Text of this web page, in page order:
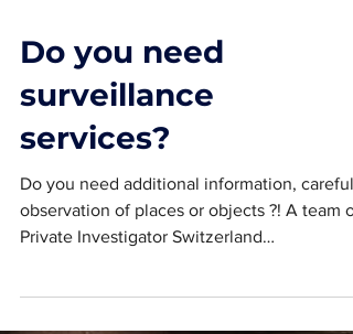
Do you need
surveillance
services?
Do you need additional information, careful
observation of places or objects ?! A team of
investigators...